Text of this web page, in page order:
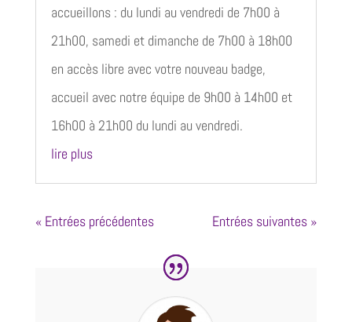
accueillons : du lundi au vendredi de 7h00 à
21h00, samedi et dimanche de 7h00 à 18h00
en accès libre avec votre nouveau badge,
accueil avec notre équipe de 9h00 à 14h00 et
16h00 à 21h00 du lundi au vendredi.
lire plus
« Entrées précédentes Entrées suivantes »